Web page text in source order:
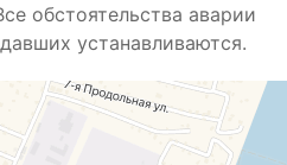
обстоятельства аварии
устанавливаются.